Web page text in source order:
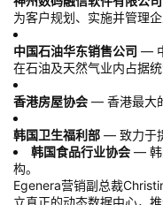
为客户规划、实施并管理企
中国石油华东销售公司 —
在石油及天然气业内占据统
香港房屋协会 — 香港最大
韩国卫生福利部 — 致力于
韩国食品行业协会 — 韩
构。
Egenera营销副总裁